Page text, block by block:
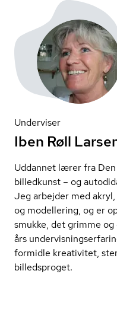
Underviser
Iben Røll
Uddannet lærer fra
billedkunst – og
Jeg arbejder med
og modellering, og er
smukke, det grimme
års
formidle kreativitet,
billedsproget.